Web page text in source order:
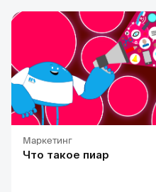
Маркетинг
Что такое пиар